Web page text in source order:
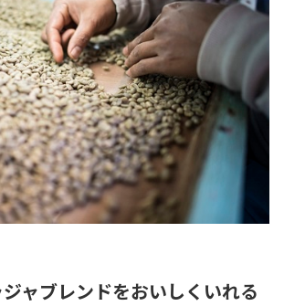
ャブレンドをおいしくいれる